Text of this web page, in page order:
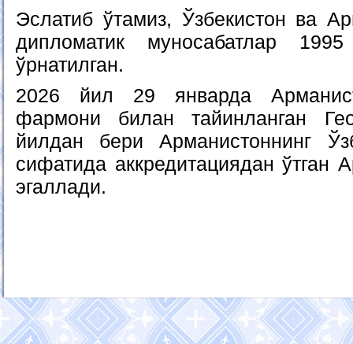
Эслатиб ўтамиз, Ўзбекистон ва
дипломатик муносабатлар
ўрнатилган.
2026 йил 29 январда
фармони билан тайинланган
йилдан бери Арманистоннинг
сифатида аккредитациядан ўтган
эгаллади.